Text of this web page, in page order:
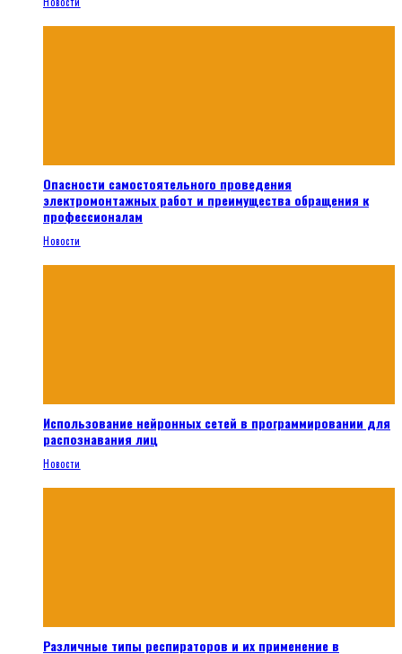
Опасности самостоятельного проведения
электромонтажных работ и преимущества обращения к
профессионалам
Новости
Использование нейронных сетей в программировании для
распознавания лиц
Новости
Различные типы респираторов и их применение в